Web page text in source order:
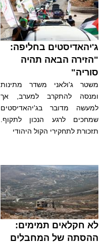
ג'יהאדיסטים בחליפה:
"הזירה הבאה תהיה
סוריה"
משטר ג'ולאני משדר מתינות
ומנסה להתקרב למערב, אך
למעשה מדובר בג'יהאדיסטים
שמחכים לרגע הנכון לתקוף.
תזכורת לתחקירי הקול היהודי
לא חקלאים תמימים:
ההסתה של המחבלים